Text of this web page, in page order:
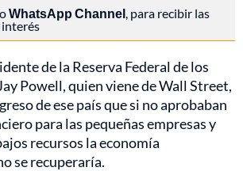
WhatsApp Channel , para recibir las
de la Reserva Federal de los
Powell, quien viene de Wall Street,
de ese país que si no aprobaban
para las pequeñas empresas y
recursos la economía
se recuperaría.